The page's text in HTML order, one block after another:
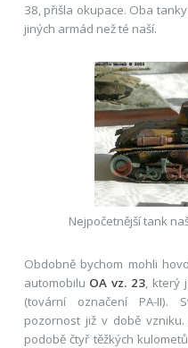
38, přišla okupace. Oba
jiných armád než té naší.
Nejpočetnější tank
Obdobně bychom mohli
automobilu OA vz. 23, který
(tovární označení PA-II).
pozornost již v době
podobě čtyř těžkých